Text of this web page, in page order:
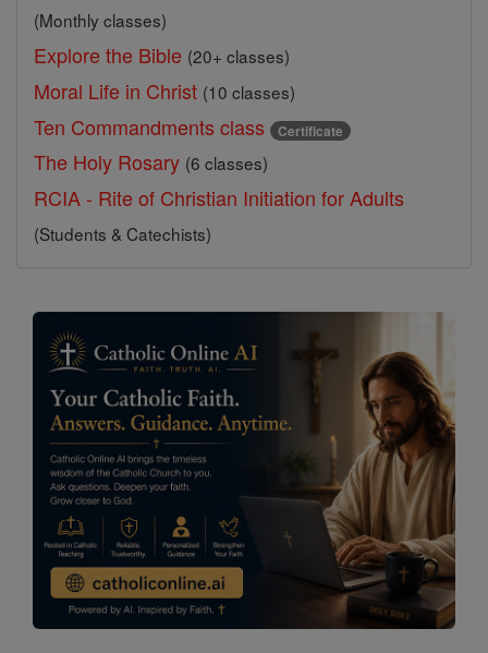
(Monthly classes)
Explore the Bible (20+ classes)
Moral Life in Christ (10 classes)
Ten Commandments class Certificate
The Holy Rosary (6 classes)
RCIA - Rite of Christian Initiation for Adults
(Students & Catechists)